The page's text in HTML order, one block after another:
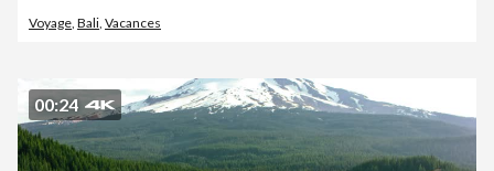
Voyage Bali Vacances
00:24